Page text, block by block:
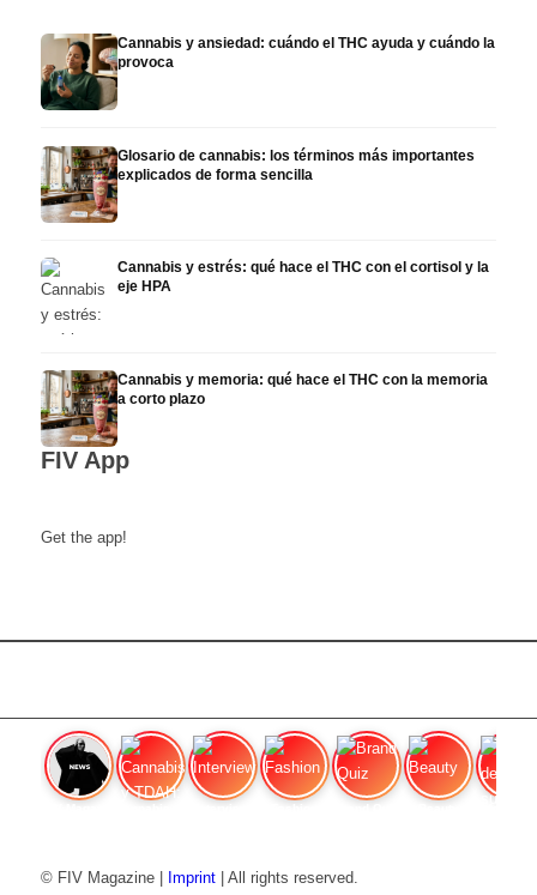
Cannabis y ansiedad: cuándo el THC ayuda y cuándo la
provoca
Glosario de cannabis: los términos más importantes
explicados de forma sencilla
Cannabis y estrés: qué hace el THC con el cortisol y la
eje HPA
Cannabis y memoria: qué hace el THC con la memoria
a corto plazo
FIV App
Get the app!
© FIV Magazine | Imprint| All rights reserved.